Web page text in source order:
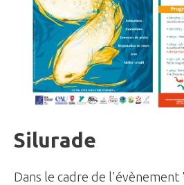
Silurade
Dans le cadre de l'évènement